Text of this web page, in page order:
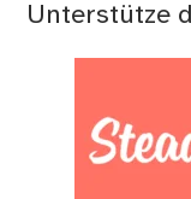
Unterstütze